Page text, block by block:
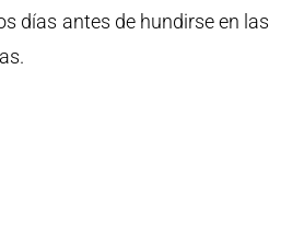
días antes de hundirse en las